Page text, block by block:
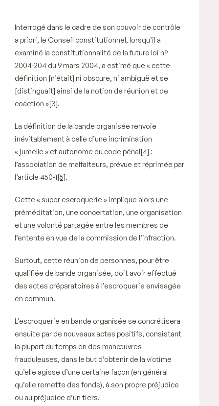
Interrogé dans le cadre de son pouvoir de contrôle
a priori, le Conseil constitutionnel, lorsqu’il a
examiné la constitutionnalité de la future loi n°
2004-204 du 9 mars 2004, a estimé que « cette
définition [n’était] ni obscure, ni ambiguë et se
[distinguait] ainsi de la notion de réunion et de
coaction »[3].
La définition de la bande organisée renvoie
inévitablement à celle d’une incrimination
« jumelle » et autonome du code pénal[4] :
l’association de malfaiteurs, prévue et réprimée par
l’article 450-1[5].
Cette « super escroquerie » implique alors une
préméditation, une concertation, une organisation
et une volonté partagée entre les membres de
l’entente en vue de la commission de l’infraction.
Surtout, cette réunion de personnes, pour être
qualifiée de bande organisée, doit avoir effectué
des actes préparatoires à l’escroquerie envisagée
en commun.
L’escroquerie en bande organisée se concrétisera
ensuite par de nouveaux actes positifs, consistant
la plupart du temps en des manœuvres
frauduleuses, dans le but d’obtenir de la victime
qu’elle agisse d’une certaine façon (en général
qu’elle remette des fonds), à son propre préjudice
ou au préjudice d’un tiers.